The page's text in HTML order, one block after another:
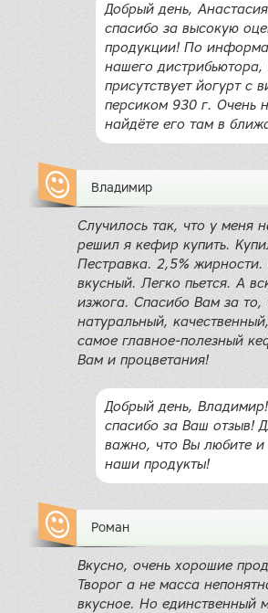
Добрый день,
спасибо за высокую
продукции! По
нашего дистрибьютора,
присутствует йогурт с
персиком 930 г. Очень
найдёте его там в
Владимир
Случилось так, что у меня
решил я кефир купить.
Пестравка. 2,5%
вкусный. Легко пьется. А
изжога. Спасибо Вам за то,
натуральный,
самое главное-полезный
Вам и процветания!
Добрый день,
спасибо за Ваш отзыв!
важно, что Вы любите и
наши продукты!
Роман
Вкусно, очень хорошие
Творог а не масса
вкусное. Но единственный